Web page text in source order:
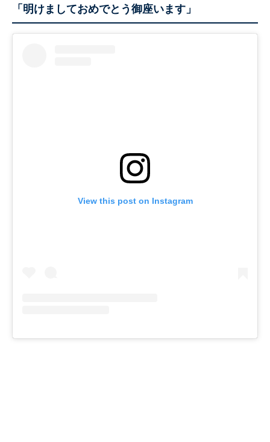
「明けましておめでとう御座います」
View this post on Instagram